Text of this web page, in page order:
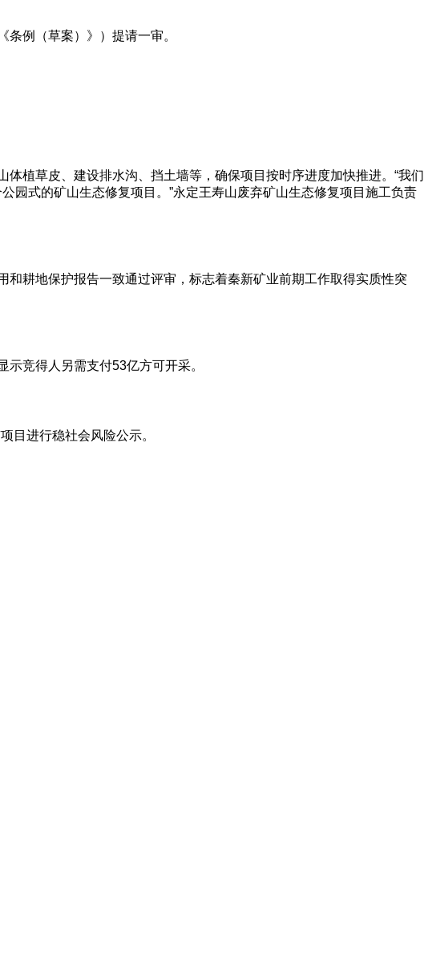
例（草案）》）提请一审。
植草皮、建设排水沟、挡土墙等，确保项目按时序进度加快推进。“我们
园式的矿山生态修复项目。”永定王寿山废弃矿山生态修复项目施工负责
耕地保护报告一致通过评审，标志着秦新矿业前期工作取得实质性突
竞得人另需支付53亿方可开采。
目进行稳社会风险公示。